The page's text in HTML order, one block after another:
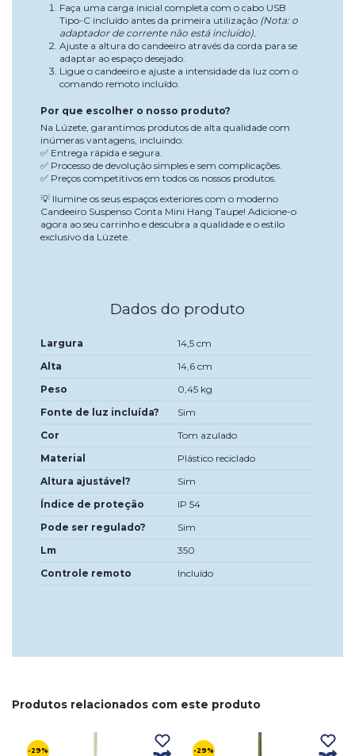
Faça uma carga inicial completa com o cabo USB
Tipo-C incluído antes da primeira utilização (Nota: o
adaptador de corrente não está incluído).
Ajuste a altura do candeeiro através da corda para se
adaptar ao espaço desejado.
Ligue o candeeiro e ajuste a intensidade da luz com o
comando remoto incluído.
Por que escolher o nosso produto?
Na Lúzete, garantimos produtos de alta qualidade com
inúmeras vantagens, incluindo:
✅ Entrega rápida e segura.
✅ Processo de devolução simples e sem complicações.
✅ Preços competitivos em todos os nossos produtos.
💡 Ilumine os seus espaços exteriores com o moderno
Candeeiro Suspenso Conta Mini Hang Taupe! Adicione-o
agora ao seu carrinho e descubra a qualidade e o estilo
exclusivo da Lúzete.
Dados do produto
Largura
14,5 cm
Alta
14,6 cm
Peso
0,45 kg
Fonte de luz incluída?
Sim
Cor
Tom azulado
Material
Plástico reciclado
Altura ajustável?
Sim
Índice de proteção
IP 54
Pode ser regulado?
Sim
Lm
350
Controle remoto
Incluído
Produtos relacionados com este produto
-29% -29%